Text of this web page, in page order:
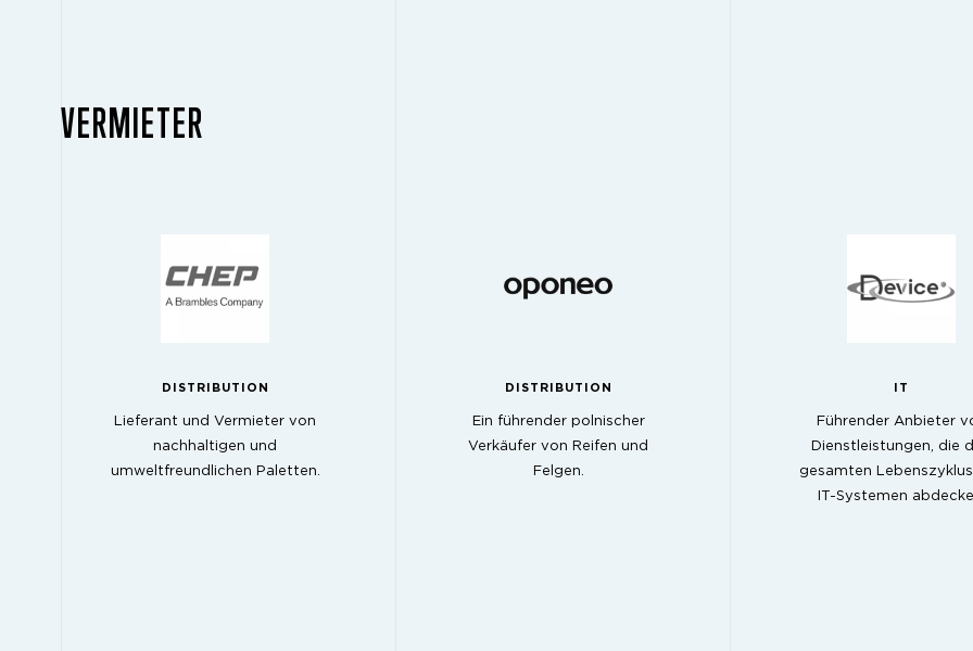
VERMIETER
DISTRIBUTION
Lieferant und Vermieter von
nachhaltigen und
umweltfreundlichen Paletten.
DISTRIBUTION
Ein führender polnischer
Verkäufer von Reifen und
Felgen.
IT
Führender Anbieter
Dienstleistungen, die
gesamten
IT-Systemen